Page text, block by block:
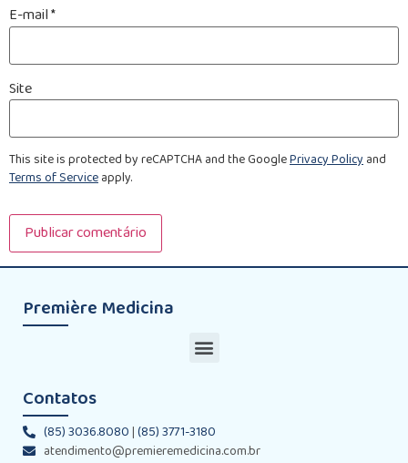
E-mail*
Site
This site is protected by reCAPTCHA and the GooglePrivacy Policyand
Terms of Serviceapply.
Première Medicina
Contatos
(85) 3036.8080|(85) 3771-3180
atendimento@premieremedicina.com.br